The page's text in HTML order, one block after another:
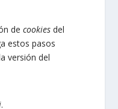
decookies del
estos pasos
versión del
.